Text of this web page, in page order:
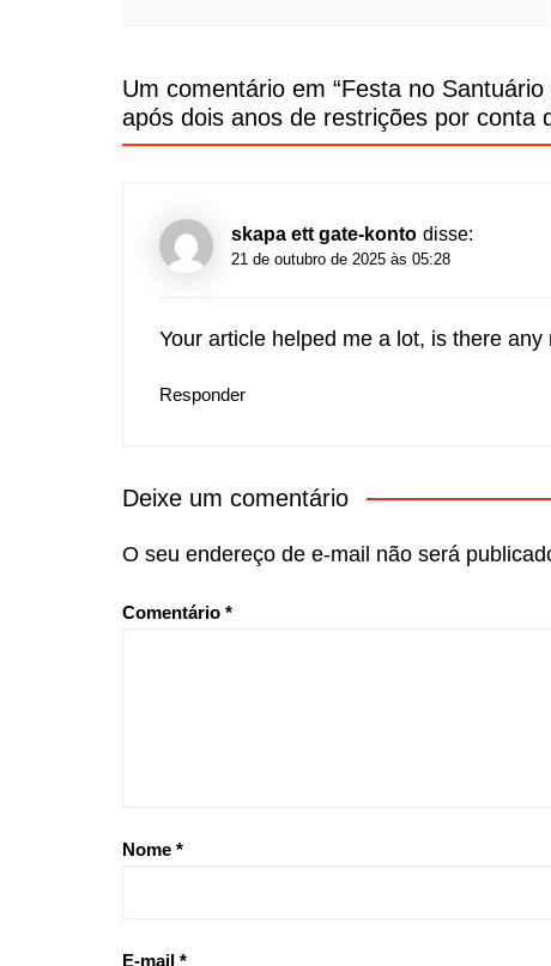
Um comentário em “Festa no
após dois anos de restrições por conta
skapa ett gate-konto disse:
21 de outubro de 2025 às 05:28
Your article helped me a lot, is there
Responder
Deixe um comentário
O seu endereço de e-mail não será
Comentário *
Nome *
E-mail *